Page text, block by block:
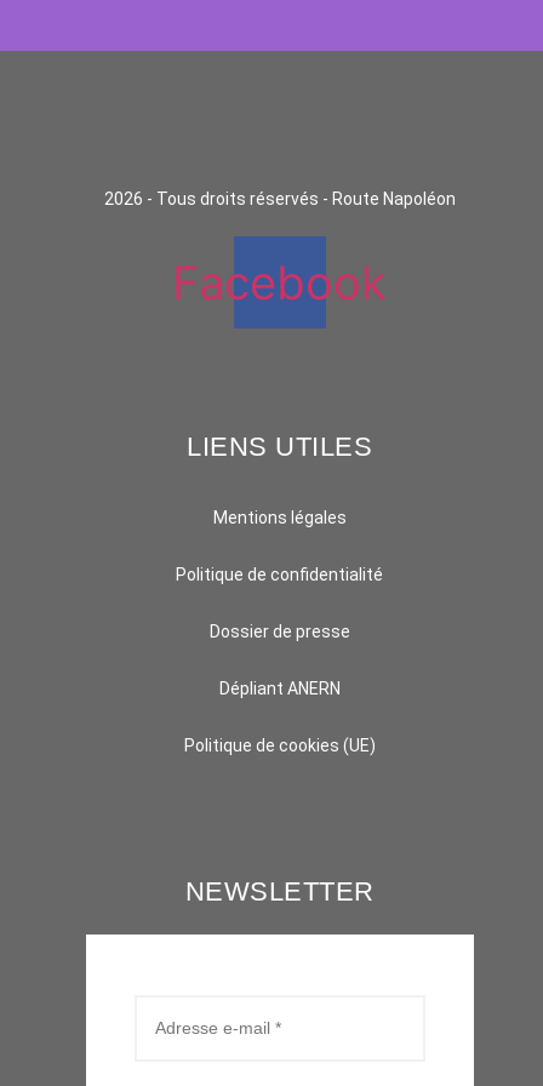
2026 - Tous droits réservés - Route Napoléon
Facebook
LIENS UTILES
Mentions légales
Politique de confidentialité
Dossier de presse
Dépliant ANERN
Politique de cookies (UE)
NEWSLETTER